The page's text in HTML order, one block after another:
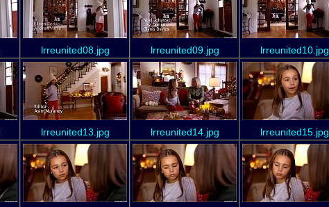
lrreunited08.jpg lrreunited09.jpg lrreunited10.jpg
lrreunited13.jpg lrreunited14.jpg lrreunited15.jpg